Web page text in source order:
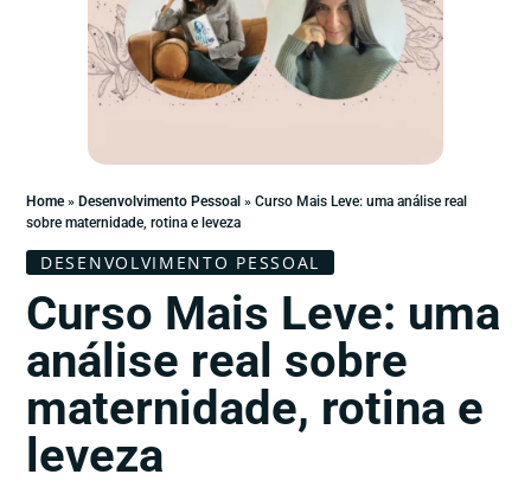
Home» Desenvolvimento Pessoal » Curso Mais Leve: uma análise real
sobre maternidade, rotina e leveza
DESENVOLVIMENTO PESSOAL
Curso Mais Leve: uma
análise real sobre
maternidade, rotina e
leveza